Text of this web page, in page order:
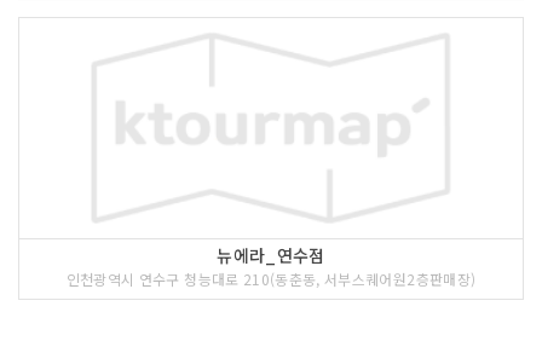
뉴에라_연수점
인천광역시 연수구 청능대로 210(동춘동, 서부스퀘어원2층판매장)